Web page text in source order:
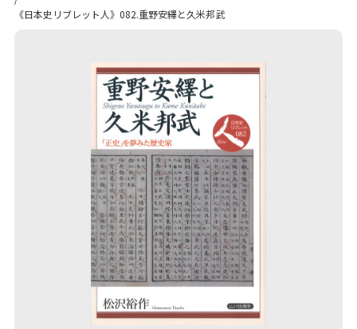
《日本史リブレット人》082.重野安繹と久米邦武